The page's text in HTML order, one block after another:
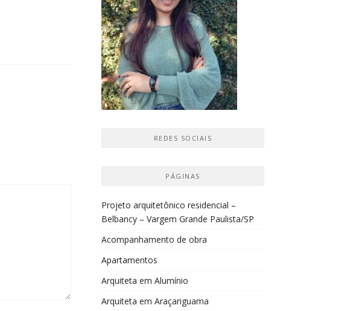
REDES SOCIAIS
PÁGINAS
Projeto arquitetônico residencial –
Belbancy – Vargem Grande Paulista/SP
Acompanhamento de obra
Apartamentos
Arquiteta em Alumínio
Arquiteta em Araçariguama